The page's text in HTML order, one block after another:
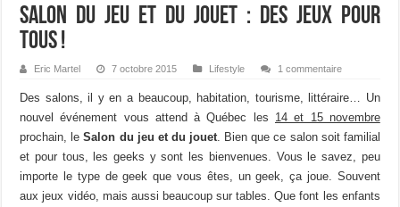
Salon du jeu et du jouet : Des jeux pour
tous !
Eric Martel 7 octobre 2015 Lifestyle 1 commentaire
Des salons, il y en a beaucoup, habitation, tourisme, littéraire… Un
nouvel événement vous attend à Québec les 14 et 15 novembre
prochain, leSalon du jeu et du jouet . Bien que ce salon soit familial
et pour tous, les geeks y sont les bienvenues. Vous le savez, peu
importe le type de geek que vous êtes, un geek, ça joue. Souvent
aux jeux vidéo, mais aussi beaucoup sur tables. Que font les enfants